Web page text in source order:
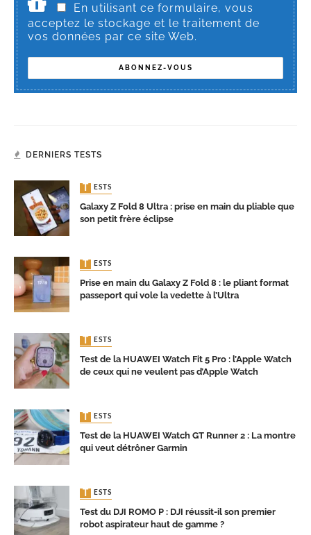
En utilisant ce formulaire, vous
acceptez le stockage et le traitement de
vos données par ce site Web.
DERNIERS TESTS
TESTS
Galaxy Z Fold 8 Ultra : prise en main du pliable que
son petit frère éclipse
TESTS
Prise en main du Galaxy Z Fold 8 : le pliant format
passeport qui vole la vedette à l’Ultra
TESTS
Test de la HUAWEI Watch Fit 5 Pro : l’Apple Watch
de ceux qui ne veulent pas d’Apple Watch
TESTS
Test de la HUAWEI Watch GT Runner 2 : La montre
qui veut détrôner Garmin
TESTS
Test du DJI ROMO P : DJI réussit-il son premier
robot aspirateur haut de gamme ?